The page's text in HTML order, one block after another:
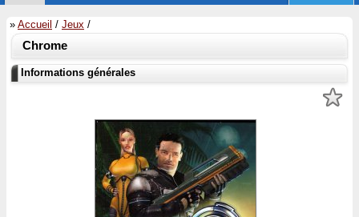
» Accueil / Jeux /
Chrome
Informations générales